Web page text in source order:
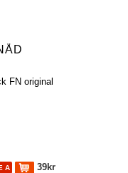
FN original
A 39kr